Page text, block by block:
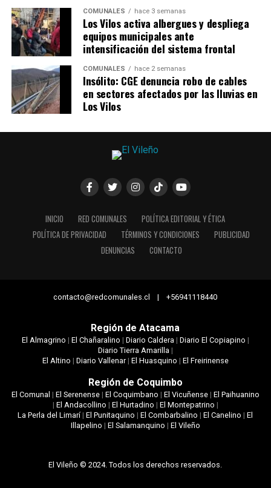
COMUNALES hace 3 semanas
Los Vilos activa albergues y despliega
equipos municipales ante
intensificación del sistema frontal
COMUNALES hace 2 semanas
Insólito: CGE denuncia robo de cables
en sectores afectados por las lluvias en
Los Vilos
INICIO RED COMUNALES
POLÍTICA EDITORIAL Y ÉTICA
POLÍTICA DE PRIVACIDAD
TÉRMINOS Y CONDICIONES
PUBLICIDAD
DENUNCIAS
CONTACTO
contacto@redcomunales.cl | +56941118440
Región de Atacama
El Almagrino | El Chañaralino | Diario Caldera| Diario El Copiapino |
Diario Tierra Amarilla|
El Altino | Diario Vallenar| El Huasquino | El Freirinense
Región de Coquimbo
El Comunal | El Serenense| El Coquimbano | El Vicuñense| El Paihuanino
| El Andacollino | El Hurtadino | El Montepatrino |
La Perla del Limarí|El Punitaquino |El Combarbalino |El Canelino |El
Illapelino | El Salamanquino | El Vileño
El Vileño © 2024. Todos los derechos reservados.